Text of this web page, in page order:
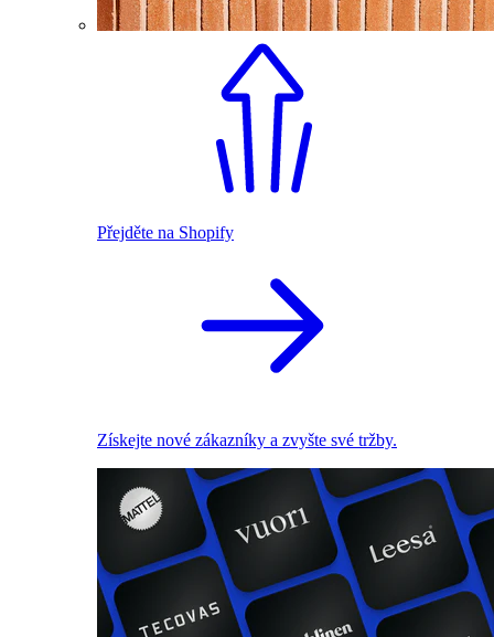
Přejděte na Shopify
Získejte nové zákazníky a zvyšte své tržby.